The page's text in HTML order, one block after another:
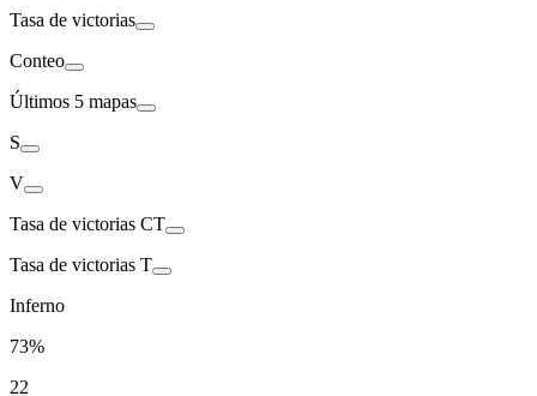
Tasa de victorias
Conteo
Últimos 5 mapas
S
V
Tasa de victorias CT
Tasa de victorias T
Inferno
73%
22